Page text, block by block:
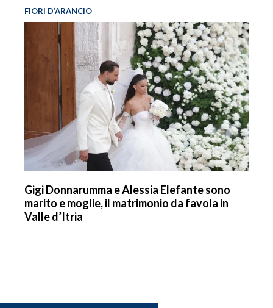
FIORI D’ARANCIO
Gigi Donnarumma e Alessia Elefante sono
marito e moglie, il matrimonio da favola in
Valle d’Itria